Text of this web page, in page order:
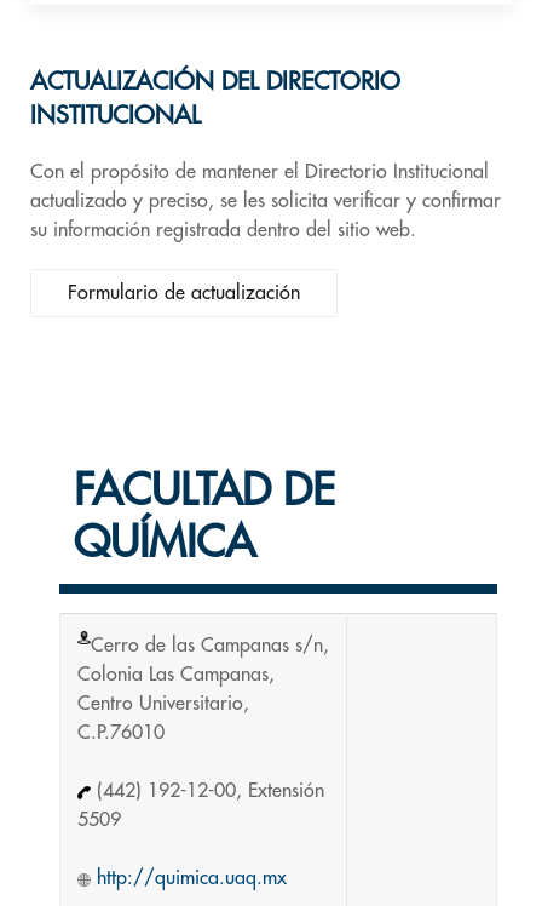
ACTUALIZACIÓN DEL DIRECTORIO
INSTITUCIONAL
Con el propósito de mantener el Directorio Institucional
actualizado y preciso, se les solicita verificar y confirmar
su información registrada dentro del sitio web.
Formulario de actualización
FACULTAD DE
QUÍMICA
Cerro de las Campanas s/n,
Colonia Las Campanas,
Centro Universitario,
C.P.76010
(442) 192-12-00, Extensión
5509
http://quimica.uaq.mx